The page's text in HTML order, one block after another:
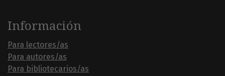
Información
Para lectores/as
Para autores/as
Para bibliotecarios/as